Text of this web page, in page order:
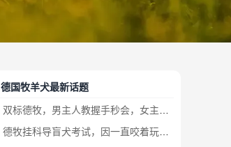
德国牧羊犬最新话题
双标德牧，男主人教握手秒会，女主人一伸手它却当场“顶嘴”：刚捡你的时候可不是这么对我的
德牧挂科导盲犬考试，因一直咬着玩具不放